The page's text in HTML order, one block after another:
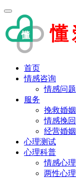
首页
情感咨询
情感问题
服务
挽救婚姻
情感挽回
经营婚姻
心理测试
心理科普
情感心理
两性心理